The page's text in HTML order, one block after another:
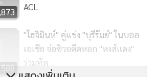
ก็มาได้ประตูหนีห่าง 2-0 จากจังหวะลูกเตะ
คน เปิดโค้งเข้ามาหน้าประตู ปาเป้ ไดอากิ
มาเข้าทาง ริคาร์โด บูเอโน่ วอลเลย์ด้วยขวา
อนเข้าไป
ACL
588
"โฮจิมินห์" คู่แข่ง "บุรีรัมย์" ในบอล
เอเชีย จ่อซิวอดีตหอก "หงส์แดง"
ร่วมทัพ